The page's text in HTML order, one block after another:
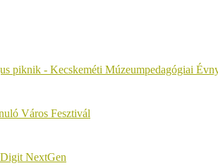
piknik - Kecskeméti Múzeumpedagógiai
Város Fesztivál
NextGen